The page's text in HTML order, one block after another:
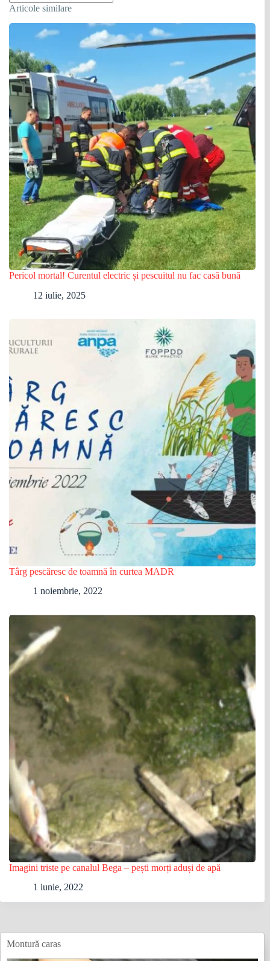
Articole similare
Pericol mortal! Curentul electric și pescuitul nu fac casă bună
12 iulie, 2025
Târg pescăresc de toamnă în curtea MADR
1 noiembrie, 2022
Imagini triste pe canalul Bega – pești morți aduși de apă
1 iunie, 2022
Montură caras